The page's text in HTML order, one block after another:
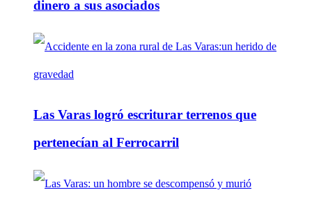
dinero a sus asociados
Las Varas logró escriturar terrenos que
pertenecían al Ferrocarril